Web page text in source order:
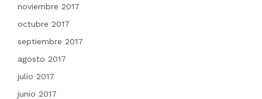
noviembre 2017
octubre 2017
septiembre 2017
agosto 2017
julio 2017
junio 2017